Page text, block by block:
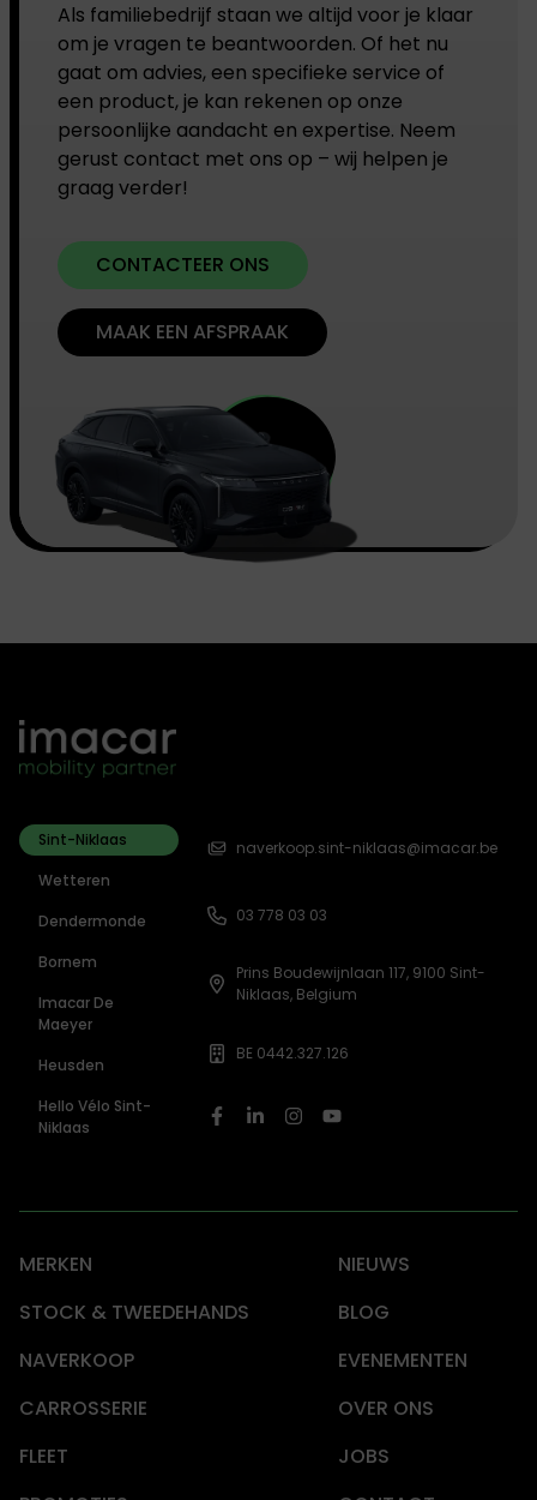
Als familiebedrijf staan we altijd voor je klaar
om je vragen te beantwoorden. Of het nu
gaat om advies, een specifieke service of
een product, je kan rekenen op onze
persoonlijke aandacht en expertise. Neem
gerust contact met ons op – wij helpen je
graag verder!
CONTACTEER ONS
MAAK EEN AFSPRAAK
Sint-Niklaas
Wetteren
Dendermonde
Bornem
Imacar De
Maeyer
Heusden
Hello Vélo Sint-
Niklaas
naverkoop.sint-niklaas@imacar.be
03 778 03 03
Prins Boudewijnlaan 117, 9100 Sint-
Niklaas, Belgium
BE 0442.327.126
MERKEN
NIEUWS
STOCK & TWEEDEHANDS
BLOG
NAVERKOOP
EVENEMENTEN
CARROSSERIE
OVER ONS
FLEET
JOBS